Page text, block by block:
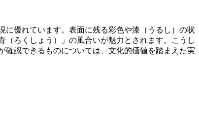
優れています。表面に残る彩色や漆（うるし）の状
ろくしょう）」の風合いが魅力とされます。こうし
認できるものについては、文化的価値を踏まえた実